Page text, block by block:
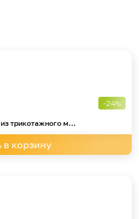
-24%
трикотажного м...
в корзину